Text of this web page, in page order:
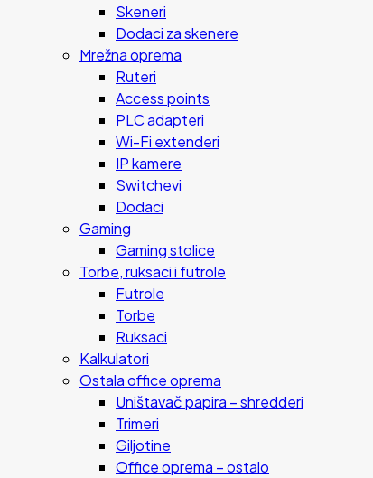
Skeneri
Dodaci za skenere
Mrežna oprema
Ruteri
Access points
PLC adapteri
Wi-Fi extenderi
IP kamere
Switchevi
Dodaci
Gaming
Gaming stolice
Torbe, ruksaci i futrole
Futrole
Torbe
Ruksaci
Kalkulatori
Ostala office oprema
Uništavač papira – shredderi
Trimeri
Giljotine
Office oprema – ostalo